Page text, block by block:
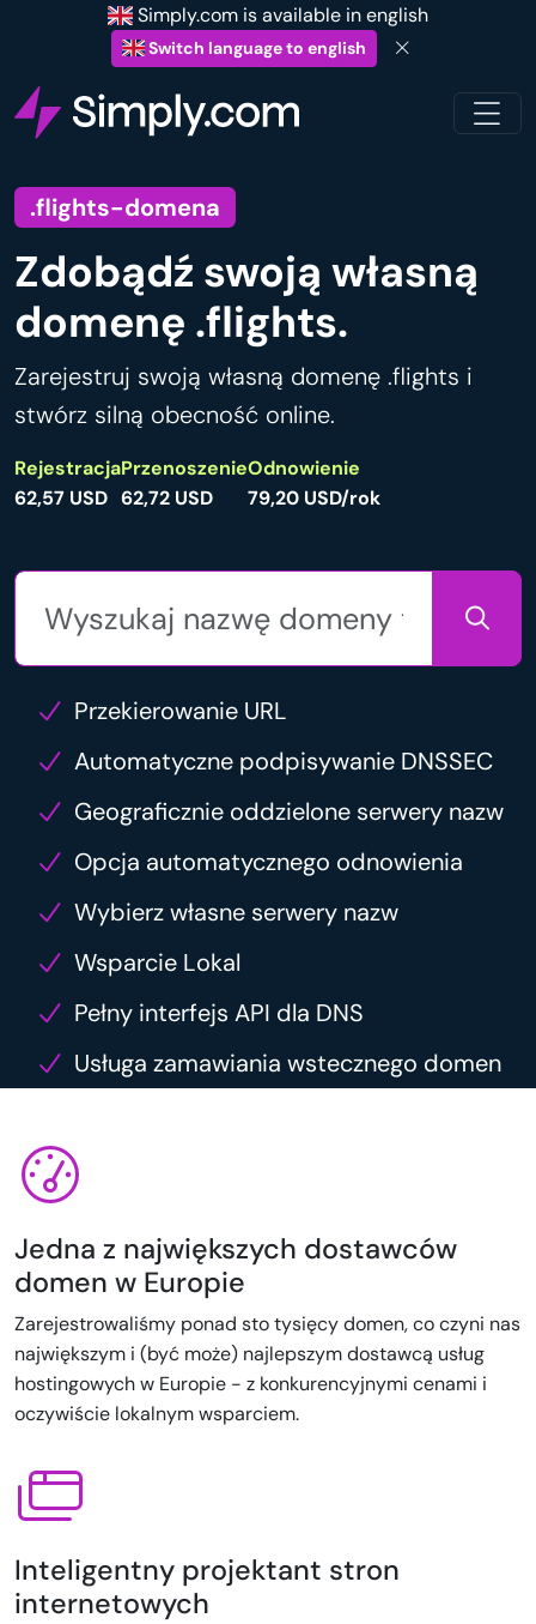
Simply.com is available in english
Switch language to english
.flights-domena
Zdobądź swoją własną
domenę .flights.
Zarejestruj swoją własną domenę .flights i
stwórz silną obecność online.
Rejestracja
62,57 USD
Przenoszenie
62,72 USD
Odnowienie
79,20 USD/rok
Przekierowanie URL
Automatyczne podpisywanie DNSSEC
Geograficznie oddzielone serwery nazw
Opcja automatycznego odnowienia
Wybierz własne serwery nazw
Wsparcie Lokal
Pełny interfejs API dla DNS
Usługa zamawiania wstecznego domen
Jedna z największych dostawców
domen w Europie
Zarejestrowaliśmy ponad sto tysięcy domen, co czyni nas
największym i (być może) najlepszym dostawcą usług
hostingowych w Europie - z konkurencyjnymi cenami i
oczywiście lokalnym wsparciem.
Inteligentny projektant stron
internetowych